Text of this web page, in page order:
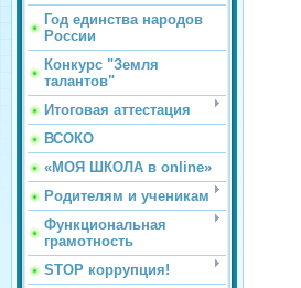
Год единства народов
России
Конкурс "Земля
талантов"
Итоговая аттестация
ВСОКО
«МОЯ ШКОЛА в online»
Родителям и ученикам
Функциональная
грамотность
STOP коррупция!